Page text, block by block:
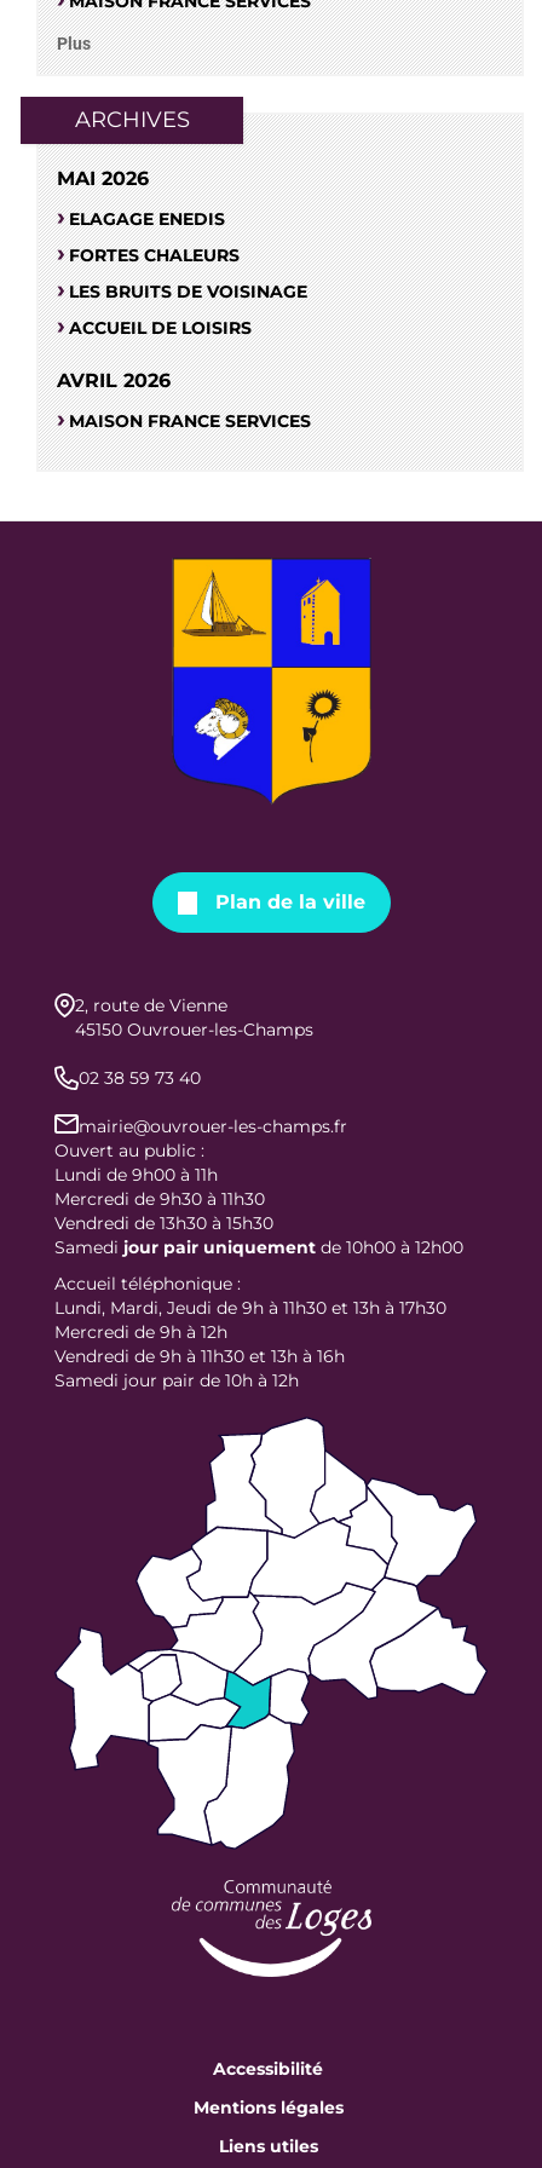
Plus
ARCHIVES
MAI 2026
ELAGAGE ENEDIS
FORTES CHALEURS
LES BRUITS DE VOISINAGE
ACCUEIL DE LOISIRS
AVRIL 2026
MAISON FRANCE SERVICES
Plan de la ville
2, route de Vienne
45150 Ouvrouer-les-Champs
02 38 59 73 40
mairie@ouvrouer-les-champs.fr
Ouvert au public :
Lundi de 9h00 à 11h
Mercredi de 9h30 à 11h30
Vendredi de 13h30 à 15h30
Samedi jour pair uniquement de 10h00 à 12h00
Accueil téléphonique :
Lundi, Mardi, Jeudi de 9h à 11h30 et 13h à 17h30
Mercredi de 9h à 12h
Vendredi de 9h à 11h30 et 13h à 16h
Samedi jour pair de 10h à 12h
Accessibilité
Mentions légales
Liens utiles